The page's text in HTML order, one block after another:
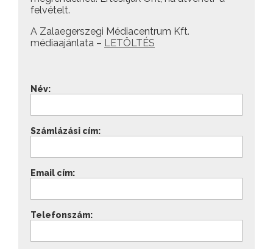
felvételt.
A Zalaegerszegi Médiacentrum Kft.
médiaajánlata – LETÖLTÉS
Név:
Számlázási cím:
Email cím:
Telefonszám: